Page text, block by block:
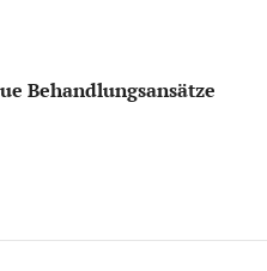
Behandlungsansätze